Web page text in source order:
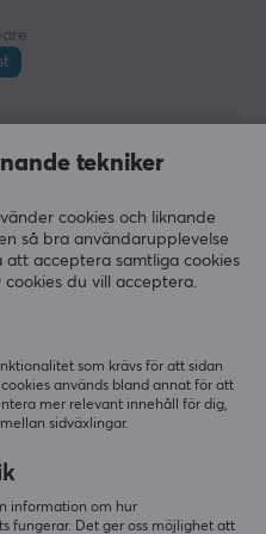
När de är
kan dessa
läge. Ljudkvaliteten i
finns lite bakgrundsljud
annars ganska
Bose Q25-hörlurar,
gamla och den
måste använda dem i
nu på att ordna en
tekniker
cookies och liknande
så bra användarupplevelse
acceptera samtliga cookies
du vill acceptera.
som krävs för att sidan
används bland annat för att
mer relevant innehåll för dig,
sidväxlingar.
information om hur
fungerar. Det ger oss möjlighet att